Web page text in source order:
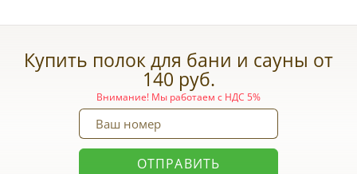
Купить полок для бани и сауны от
140 руб.
Внимание! Мы работаем с НДС 5%
ОТПРАВИТЬ